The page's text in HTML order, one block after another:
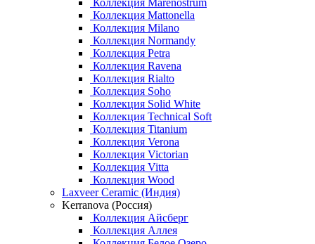
Коллекция Marenostrum
Коллекция Mattonella
Коллекция Milano
Коллекция Normandy
Коллекция Petra
Коллекция Ravena
Коллекция Rialto
Коллекция Soho
Коллекция Solid White
Коллекция Technical Soft
Коллекция Titanium
Коллекция Verona
Коллекция Victorian
Коллекция Vitta
Коллекция Wood
Laxveer Ceramic (Индия)
Kerranova (Россия)
Коллекция Айсберг
Коллекция Аллея